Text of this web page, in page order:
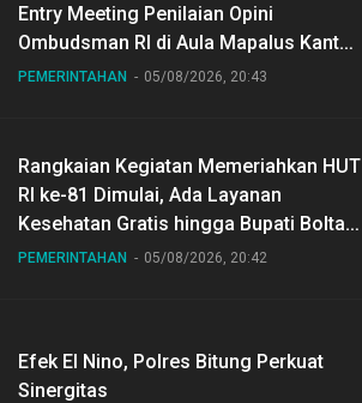
Entry Meeting Penilaian Opini
Ombudsman RI di Aula Mapalus Kantur
Gubernur Sulut
PEMERINTAHAN 05/08/2026, 20:43
Rangkaian Kegiatan Memeriahkan HUT
RI ke-81 Dimulai, Ada Layanan
Kesehatan Gratis hingga Bupati Boltara
Dr Sirajudin Lasena Ikut Jalan Sehat
PEMERINTAHAN 05/08/2026, 20:42
Efek El Nino, Polres Bitung Perkuat
Sinergitas